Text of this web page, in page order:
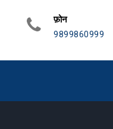
फ़ोन
9899860999